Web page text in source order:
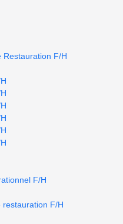
Restauration F/H
F/H
restauration F/H